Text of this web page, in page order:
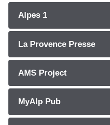
Alpes 1
La Provence Presse
AMS Project
MyAlp Pub